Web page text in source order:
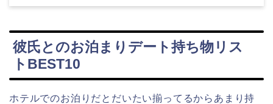
彼氏とのお泊まりデート持ち物リス
トBEST10
ホテルでのお泊りだとだいたい揃ってるからあまり持